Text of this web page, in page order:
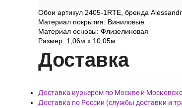
Обои артикул 2405-1RTE, бренда
Материал покрытия: Виниловые
Материал основы: Флизелиновая
Размер: 1,06м х 10,05м
Доставка
Доставка курьером по Москве и
Доставка по России (службы доставки и